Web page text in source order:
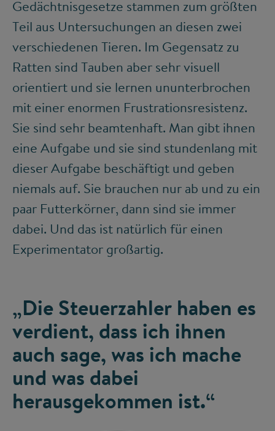
Gedächtnisgesetze stammen zum größten
Teil aus Untersuchungen an diesen zwei
verschiedenen Tieren. Im Gegensatz zu
Ratten sind Tauben aber sehr visuell
orientiert und sie lernen ununterbrochen
mit einer enormen Frustrationsresistenz.
Sie sind sehr beamtenhaft. Man gibt ihnen
eine Aufgabe und sie sind stundenlang mit
dieser Aufgabe beschäftigt und geben
niemals auf. Sie brauchen nur ab und zu ein
paar Futterkörner, dann sind sie immer
dabei. Und das ist natürlich für einen
Experimentator großartig.
„Die Steuerzahler haben es
verdient, dass ich ihnen
auch sage, was ich mache
und was dabei
herausgekommen ist.“